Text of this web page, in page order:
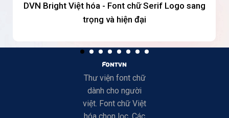
DVN Bright Việt hóa - Font chữ Serif Logo sang
trọng và hiện đại
Thư viện font chữ
dành cho người
việt. Font chữ Việt